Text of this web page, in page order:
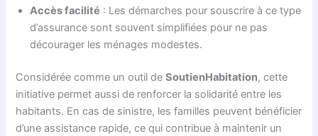
Accès facilité : Les démarches pour souscrire à ce type
d’assurance sont souvent simplifiées pour ne pas
décourager les ménages modestes.
Considérée comme un outil deSoutienHabitation, cette
initiative permet aussi de renforcer la solidarité entre les
habitants. En cas de sinistre, les familles peuvent bénéficier
d’une assistance rapide, ce qui contribue à maintenir un